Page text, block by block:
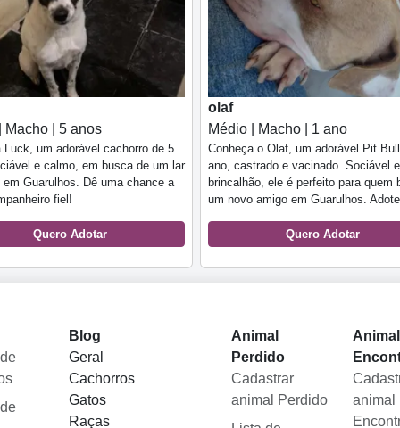
Macho | 5 anos
Luck, um adorável cachorro de 5
e calmo, em busca de um lar
em Guarulhos. Dê uma chance a
fiel!
Quero Adotar
olaf
Médio | Macho | 1 ano
Conheça o Olaf, um adorável Pit
ano, castrado e vacinado. Sociável e
brincalhão, ele é perfeito para quem
um novo amigo em Guarulhos.
Quero Adotar
Blog
Geral
Cachorros
Gatos
Raças
Animal
Perdido
Cadastrar
animal Perdido
Animal
animal